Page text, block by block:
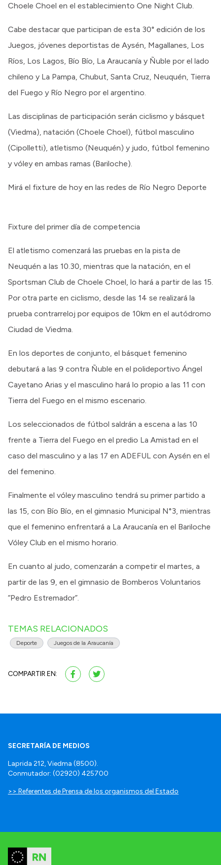
Choele Choel en el establecimiento One Night Club.
Cabe destacar que participan de esta 30° edición de los
Juegos, jóvenes deportistas de Aysén, Magallanes, Los
Ríos, Los Lagos, Bío Bío, La Araucanía y Ñuble por el lado
chileno y La Pampa, Chubut, Santa Cruz, Neuquén, Tierra
del Fuego y Río Negro por el argentino.
Las disciplinas de participación serán ciclismo y básquet
(Viedma), natación (Choele Choel), fútbol masculino
(Cipolletti), atletismo (Neuquén) y judo, fútbol femenino
y vóley en ambas ramas (Bariloche).
Mirá el fixture de hoy en las redes de Río Negro Deporte
Fixture del primer día de competencia
El atletismo comenzará las pruebas en la pista de
Neuquén a las 10.30, mientras que la natación, en el
Sportsman Club de Choele Choel, lo hará a partir de las 15.
Por otra parte en ciclismo, desde las 14 se realizará la
prueba contrarreloj por equipos de 10km en el autódromo
Ciudad de Viedma.
En los deportes de conjunto, el básquet femenino
debutará a las 9 contra Ñuble en el polideportivo Ángel
Cayetano Arias y el masculino hará lo propio a las 11 con
Tierra del Fuego en el mismo escenario.
Los seleccionados de fútbol saldrán a escena a las 10
frente a Tierra del Fuego en el predio La Amistad en el
caso del masculino y a las 17 en ADEFUL con Aysén en el
del femenino.
Finalmente el vóley masculino tendrá su primer partido a
las 15, con Bío Bío, en el gimnasio Municipal N°3, mientras
que el femenino enfrentará a La Araucanía en el Bariloche
Vóley Club en el mismo horario.
En cuanto al judo, comenzarán a competir el martes, a
partir de las 9, en el gimnasio de Bomberos Voluntarios
“Pedro Estremador”.
TEMAS RELACIONADOS
Deporte Juegos de la Araucanía
COMPARTIR EN:
SECRETARÍA DE MEDIOS
Laprida 212, Viedma (8500).
Conmutador: (02920) 425700
>> Referentes de Prensa de los organismos del Estado